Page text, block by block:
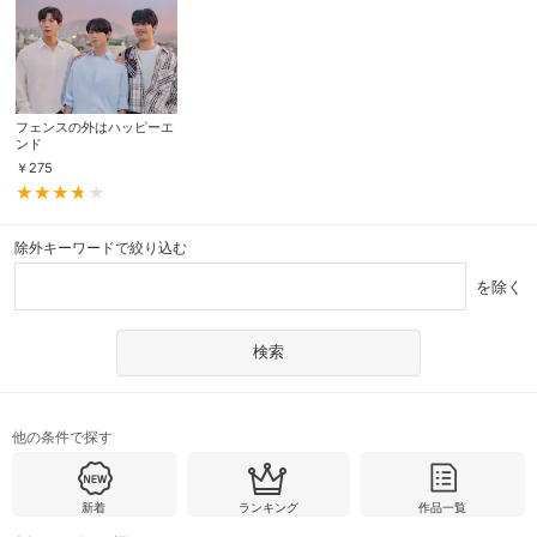
フェンスの外はハッピーエ
ンド
￥ 275
除外キーワードで絞り込む
を除く
他の条件で探す
新着 ランキング 作品一覧